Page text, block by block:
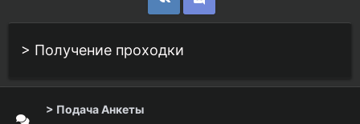
> Получение проходки
> Подача Анкеты